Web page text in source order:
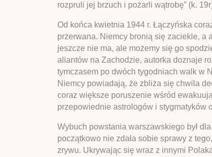
rozpruli jej brzuch i pożarli wątrobę” (k.
Od końca kwietnia 1944 r. Łączyńska
przerwana. Niemcy bronią się zaciekle, a
jeszcze nie ma, ale możemy się go
aliantów na Zachodzie, autorka doznaje
tymczasem po dwóch tygodniach walk w
Niemcy powiadają, że zbliża się chwila
coraz większe poruszenie wśród
przepowiednie astrologów i stygmatyków
Wybuch powstania warszawskiego był
początkowo nie zdała sobie sprawy z
zrywu. Ukrywając się wraz z innymi